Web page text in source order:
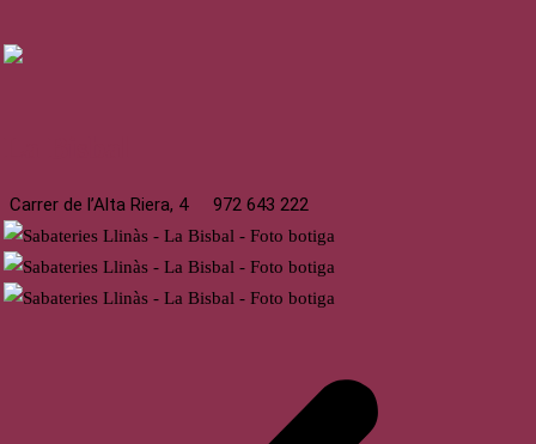
Carrer de l’Alta Riera, 4 972 643 222